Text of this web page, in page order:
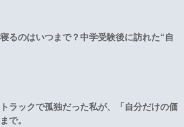
るのはいつまで？中学受験後に訪れた“自
トラックで孤独だった私が、「自分だけの価
で。